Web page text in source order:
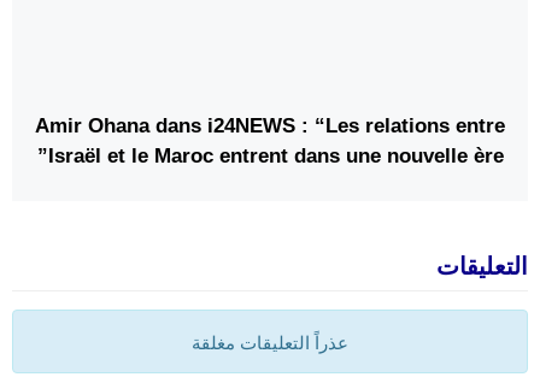
Amir Ohana dans i24NEWS : “Les relations entre
Israël et le Maroc entrent dans une nouvelle ère”
التعليقات
عذراً التعليقات مغلقة